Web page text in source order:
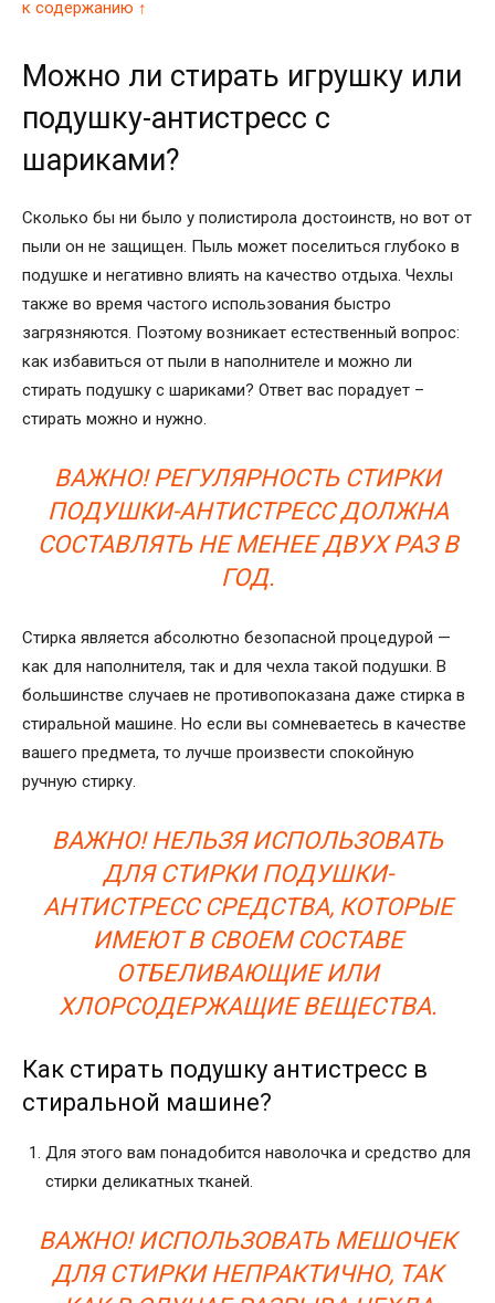
к содержанию ↑
Можно ли стирать игрушку или
подушку-антистресс с
шариками?
Сколько бы ни было у полистирола достоинств, но вот от
пыли он не защищен. Пыль может поселиться глубоко в
подушке и негативно влиять на качество отдыха. Чехлы
также во время частого использования быстро
загрязняются. Поэтому возникает естественный вопрос:
как избавиться от пыли в наполнителе и можно ли
стирать подушку с шариками? Ответ вас порадует –
стирать можно и нужно.
ВАЖНО! РЕГУЛЯРНОСТЬ СТИРКИ
ПОДУШКИ-АНТИСТРЕСС ДОЛЖНА
СОСТАВЛЯТЬ НЕ МЕНЕЕ ДВУХ РАЗ В
ГОД.
Стирка является абсолютно безопасной процедурой —
как для наполнителя, так и для чехла такой подушки. В
большинстве случаев не противопоказана даже стирка в
стиральной машине. Но если вы сомневаетесь в качестве
вашего предмета, то лучше произвести спокойную
ручную стирку.
ВАЖНО! НЕЛЬЗЯ ИСПОЛЬЗОВАТЬ
ДЛЯ СТИРКИ ПОДУШКИ-
АНТИСТРЕСС СРЕДСТВА, КОТОРЫЕ
ИМЕЮТ В СВОЕМ СОСТАВЕ
ОТБЕЛИВАЮЩИЕ ИЛИ
ХЛОРСОДЕРЖАЩИЕ ВЕЩЕСТВА.
Как стирать подушку антистресс в
стиральной машине?
Для этого вам понадобится наволочка и средство для
стирки деликатных тканей.
ВАЖНО! ИСПОЛЬЗОВАТЬ МЕШОЧЕК
ДЛЯ СТИРКИ НЕПРАКТИЧНО, ТАК